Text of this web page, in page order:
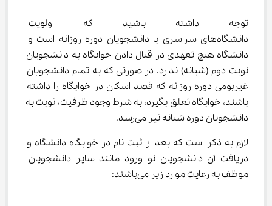
توجه داشته باشید که اولویت
دانشگاه‌های سراسری با دانشجویان دوره روزانه است و
دانشگاه هیچ تعهدی در قبال دادن خوابگاه به دانشجویان
نوبت دوم (شبانه) ندارد. در صورتی که به تمام دانشجویان
غیربومی دوره روزانه که قصد اسکان در خوابگاه را داشته
باشند، خوابگاه تعلق بگیرد، به شرط وجود ظرفیت، نوبت به
دانشجویان دوره شبانه نیز می‌رسد.
لازم به ذکر است که بعد از ثبت نام در خوابگاه دانشگاه و
دریافت آن دانشجویان نو ورود مانند سایر دانشجویان
موظف به رعایت موارد زیر می‌باشند: